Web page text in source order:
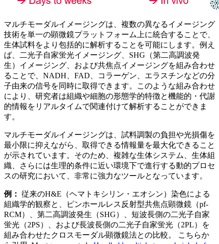
マルチモーダルイメージングは、複数の異なるイメージング
技術を単一の顕微鏡プラットフォーム上に統合することで、
生体試料をより包括的に解析することを可能にします。例え
ば、二光子自家蛍光イメージング、SHG（第二高調波発
生）イメージング、および共焦点イメージングを組み合わせ
ることで、NADH、FAD、コラーゲン、エラスチンなどの分
子由来の信号を同時に取得できます。このような組み合わせ
により、研究者は組織や細胞の形態学的特徴と機能的・代謝
的情報をリアルタイムで関連付けて解析することができま
す。
マルチモーダルイメージングは、試料調製の負担や光損傷を
最小限に抑えながら、取得できる情報量を最大化できること
が示されています。そのため、複雑な生体システム、生体組
織、さらには生理的条件に近い環境下で進行する動的プロセ
スの研究において、非常に強力なツールとなっています。
例： 従来のH&E（ヘマトキシリン・エオシン）染色による
組織学的観察と、ピンホールレス反射型共焦点顕微鏡（pf-
RCM）、第二高調波発生（SHG）、短波長側の二光子自家
蛍光（2PS）、および長波長側の二光子自家蛍光（2PL）を
組み合わせたクロスモーダル顕微鏡法との比較。 こちらか